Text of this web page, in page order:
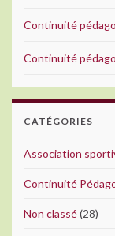
Continuité
Continuité
CATÉGORIES
Association
Continuité
Non classé(28)